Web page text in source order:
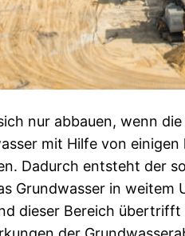
nur abbauen, wenn
mit Hilfe von
Dadurch entsteht der
Grundwasser in weitem
dieser Bereich übertrifft